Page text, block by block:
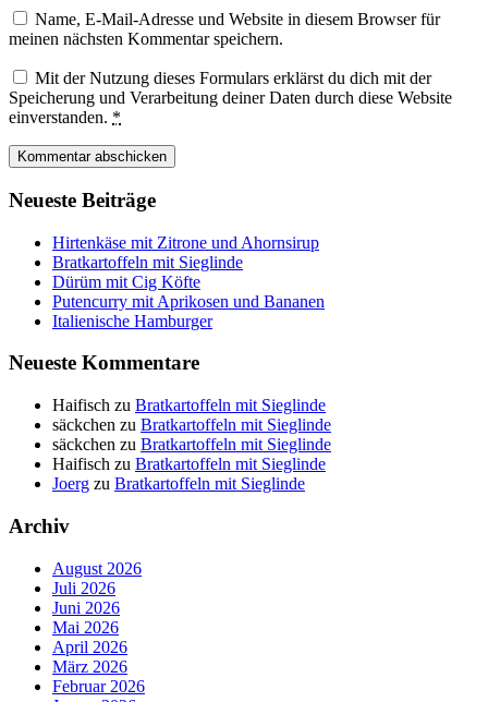
Name, E-Mail-Adresse und Website in diesem Browser für
meinen nächsten Kommentar speichern.
Mit der Nutzung dieses Formulars erklärst du dich mit der
Speicherung und Verarbeitung deiner Daten durch diese Website
einverstanden. *
Neueste Beiträge
Hirtenkäse mit Zitrone und Ahornsirup
Bratkartoffeln mit Sieglinde
Dürüm mit Cig Köfte
Putencurry mit Aprikosen und Bananen
Italienische Hamburger
Neueste Kommentare
Haifisch zu Bratkartoffeln mit Sieglinde
säckchen zu Bratkartoffeln mit Sieglinde
säckchen zu Bratkartoffeln mit Sieglinde
Haifisch zu Bratkartoffeln mit Sieglinde
Joerg zu Bratkartoffeln mit Sieglinde
Archiv
August 2026
Juli 2026
Juni 2026
Mai 2026
April 2026
März 2026
Februar 2026